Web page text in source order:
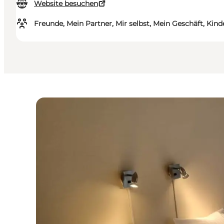
Website besuchen
Freunde, Mein Partner, Mir selbst, Mein Geschäft,